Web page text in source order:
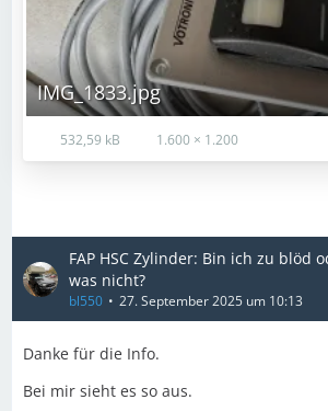
IMG_1833.jpg
532,59 kB 1.600 × 1.200
FAP HSC Zylinder: Bin ich zu blöd
was nicht?
bl550 27. September 2025 um 10:13
Danke für die Info.
Bei mir sieht es so aus.